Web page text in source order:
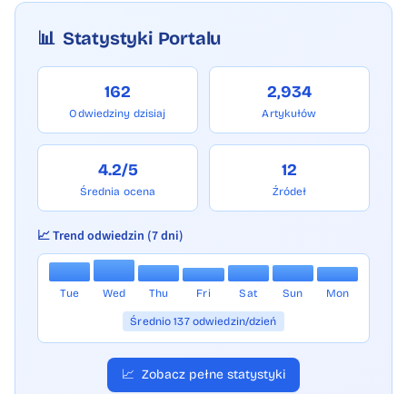
📊 Statystyki Portalu
162
Odwiedziny dzisiaj
2,934
Artykułów
4.2/5
Średnia ocena
12
Źródeł
📈 Trend odwiedzin (7 dni)
Tue Wed Thu Fri Sat Sun Mon
Średnio 137 odwiedzin/dzień
📈 Zobacz pełne statystyki